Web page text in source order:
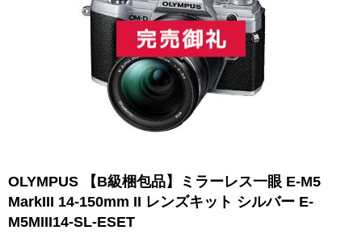
OLYMPUS 【B級梱包品】ミラーレス一眼 E-M5
MarkIII 14-150mm II レンズキット シルバー E-
M5MIII14-SL-ESET